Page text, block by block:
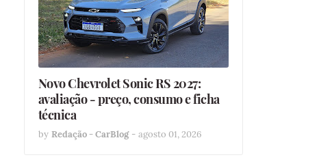
Novo Chevrolet Sonic RS 2027:
avaliação - preço, consumo e ficha
técnica
by Redação - CarBlog - agosto 01, 2026